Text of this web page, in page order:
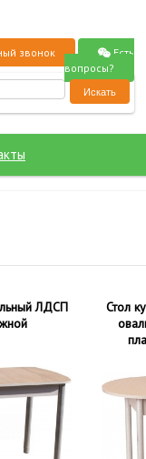
звонок
Есть
вопросы?
ЛДСП
Стол